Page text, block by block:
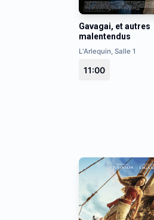
Gavagai, et autres
malentendus
L'Arlequin, Salle 1
11:00